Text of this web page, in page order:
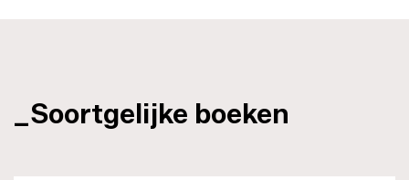
_Soortgelijke boeken